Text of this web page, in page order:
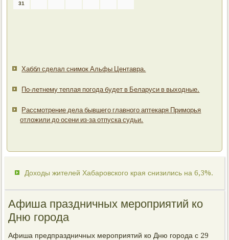
31
Хаббл сделал снимок Альфы Центавра.
По-летнему теплая погода будет в Беларуси в выходные.
Рассмотрение дела бывшего главного аптекаря Приморья
отложили до осени из-за отпуска судьи.
Доходы жителей Хабаровского края снизились на 6,3%.
Афиша праздничных мероприятий ко
Дню города
Афиша предпраздничных мероприятий ко Дню города с 29